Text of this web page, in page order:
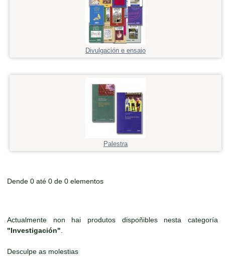
Divulgación e ensaio
Palestra
Dende 0 até 0 de 0 elementos
Actualmente non hai produtos dispoñibles nesta categoría
"Investigación"
Desculpe as molestias